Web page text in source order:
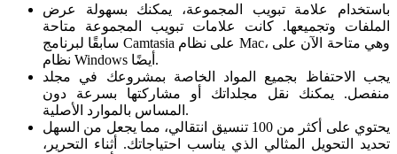
باستخدام علامة تبويب المجموعة، يمكنك بسهولة عرض
الملفات وتجميعها. كانت علامات تبويب المجموعة متاحة
سابقًا لبرنامج Camtasia على نظام Mac، وهي متاحة الآن على
نظام Windows أيضًا.
يجب الاحتفاظ بجميع المواد الخاصة بمشروعك في مجلد
منفصل. يمكنك نقل مجلداتك أو مشاركتها بسرعة دون
المساس بالموارد الأصلية.
يحتوي على أكثر من 100 تنسيق انتقالي، مما يجعل من السهل
تحديد التحويل المثالي الذي يناسب احتياجاتك. أثناء التحرير،